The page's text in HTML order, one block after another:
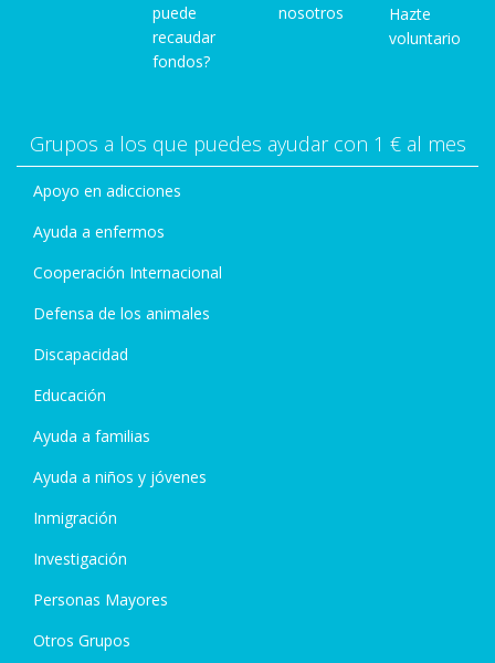
puede
recaudar
fondos?
nosotros
Hazte
voluntario
Grupos a los que puedes ayudar con 1 € al mes
Apoyo en adicciones
Ayuda a enfermos
Cooperación Internacional
Defensa de los animales
Discapacidad
Educación
Ayuda a familias
Ayuda a niños y jóvenes
Inmigración
Investigación
Personas Mayores
Otros Grupos